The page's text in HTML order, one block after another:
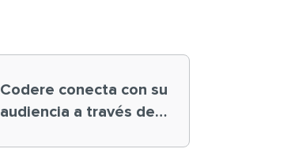
Codere conecta con su
audiencia a través de